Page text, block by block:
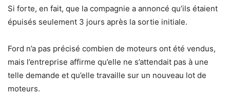
Si forte, en fait, que la compagnie a annoncé qu’ils étaient
épuisés seulement 3 jours après la sortie initiale.
Ford n’a pas précisé combien de moteurs ont été vendus,
mais l’entreprise affirme qu’elle ne s’attendait pas à une
telle demande et qu’elle travaille sur un nouveau lot de
moteurs.